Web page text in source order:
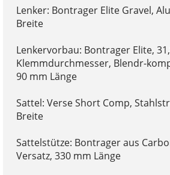
Lenker: Bontrager Elite Gravel,
Breite
Lenkervorbau: Bontrager Elite,
Klemmdurchmesser, Blendr-
90 mm Länge
Sattel: Verse Short Comp,
Breite
Sattelstütze: Bontrager aus
Versatz, 330 mm Länge